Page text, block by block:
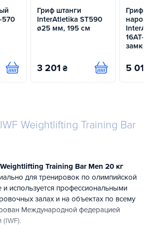
570
Купить
Гриф штанги
InterAtletika ST590
ø25 мм, 195 см
3 201 ₴ Купить
Гриф
16AT-
5 016
Weightlifting Training Bar
Training Bar Men 20 кг
для тренировок по олимпийской
и используется профессиональными
залах и на объектах по всему
Международной федерацией
(IWF).